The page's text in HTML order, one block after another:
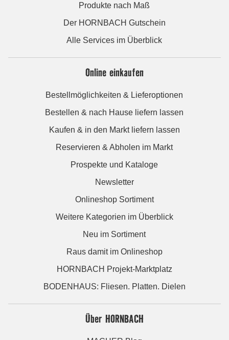
Produkte nach Maß
Der HORNBACH Gutschein
Alle Services im Überblick
Online einkaufen
Bestellmöglichkeiten & Lieferoptionen
Bestellen & nach Hause liefern lassen
Kaufen & in den Markt liefern lassen
Reservieren & Abholen im Markt
Prospekte und Kataloge
Newsletter
Onlineshop Sortiment
Weitere Kategorien im Überblick
Neu im Sortiment
Raus damit im Onlineshop
HORNBACH Projekt-Marktplatz
BODENHAUS: Fliesen. Platten. Dielen
Über HORNBACH